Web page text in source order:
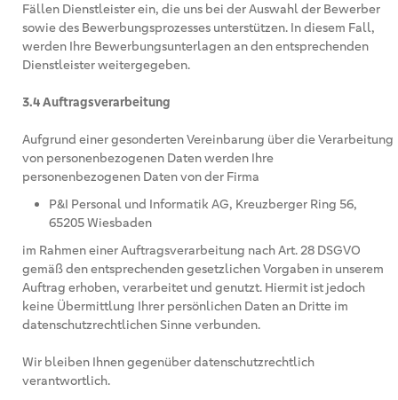
Fällen Dienstleister ein, die uns bei der Auswahl der Bewerber
sowie des Bewerbungsprozesses unterstützen. In diesem Fall,
werden Ihre Bewerbungsunterlagen an den entsprechenden
Dienstleister weitergegeben.
3.4 Auftragsverarbeitung
Aufgrund einer gesonderten Vereinbarung über die Verarbeitung
von personenbezogenen Daten werden Ihre
personenbezogenen Daten von der Firma
P&I Personal und Informatik AG, Kreuzberger Ring 56,
65205 Wiesbaden
im Rahmen einer Auftragsverarbeitung nach Art. 28 DSGVO
gemäß den entsprechenden gesetzlichen Vorgaben in unserem
Auftrag erhoben, verarbeitet und genutzt. Hiermit ist jedoch
keine Übermittlung Ihrer persönlichen Daten an Dritte im
datenschutzrechtlichen Sinne verbunden.
Wir bleiben Ihnen gegenüber datenschutzrechtlich
verantwortlich.